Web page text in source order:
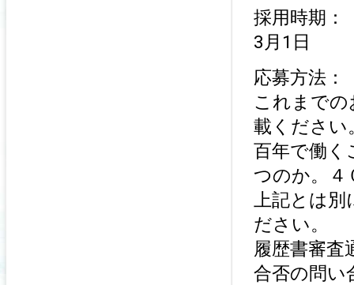
採用時期：
3月1日
応募方法：
これまでの
載ください
百年で働く
つのか。４
上記とは別
ださい。
履歴書審査
合否の問い